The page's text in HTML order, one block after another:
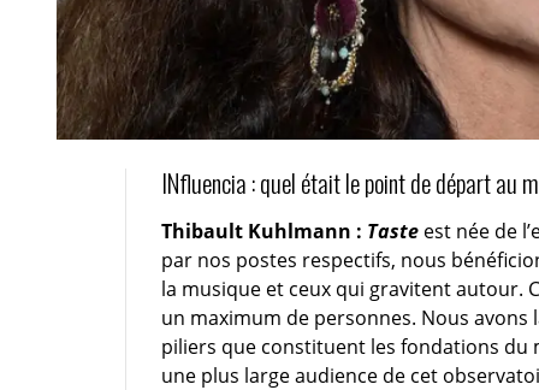
INfluencia : quel était le point de départ au
Thibault Kuhlmann : Tasteest née de
par nos postes respectifs, nous
la musique et ceux qui gravitent autour.
un maximum de personnes. Nous
piliers que constituent les fondations
une plus large audience de cet